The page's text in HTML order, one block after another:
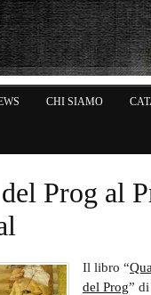
CHI SIAMO
Prog al
Il libro “
del Prog”